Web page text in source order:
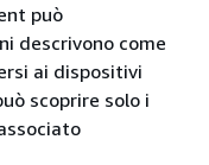
può
descrivono come
ai dispositivi
scoprire solo i